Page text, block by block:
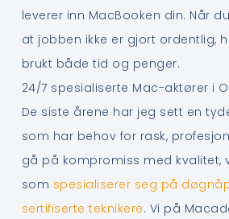
leverer inn MacBooken din. Når
at jobben ikke er gjort ordentlig,
brukt både tid og penger.
24/7 spesialiserte Mac-aktører i
De siste årene har jeg sett en
som har behov for rask,
gå på kompromiss med kvalitet,
som spesialiserer seg på
sertifiserte teknikere. Vi på